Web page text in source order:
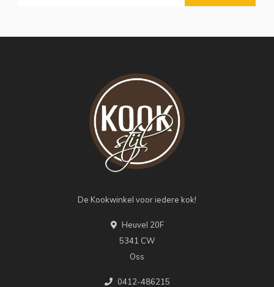
De Kookwinkel voor iedere kok!
Heuvel 20F
5341 CW
Oss
0412-486215